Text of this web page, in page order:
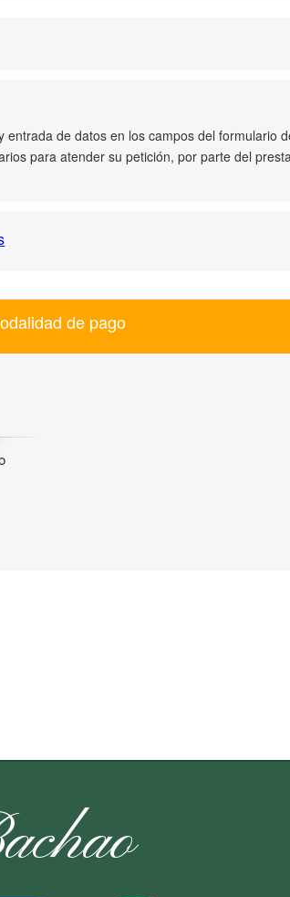
de datos en los campos del formulario
para atender su petición, por parte del
de pago